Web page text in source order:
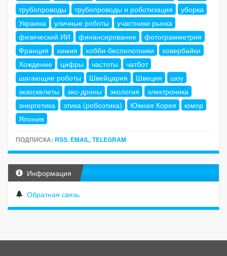
трубопроводы
трубопроводы и роботизация
уборка
Украина
уличные роботы
участники рынка
физический ИИ
финансирование
фотограмметрия
Франция
химия хобби-беспилотники
ховербайки
Хождение
цифры частоты
чатбот
шагающие роботы
Швейцария Швеция
шоу
экзоскелеты
эко-дроны экология
электроника
энергетика
этика (робоэтика) Южная Корея
юмор
Япония
ПОДПИСКА: RSS, EMAIL,TELEGRAM
Информация
Обратная связь